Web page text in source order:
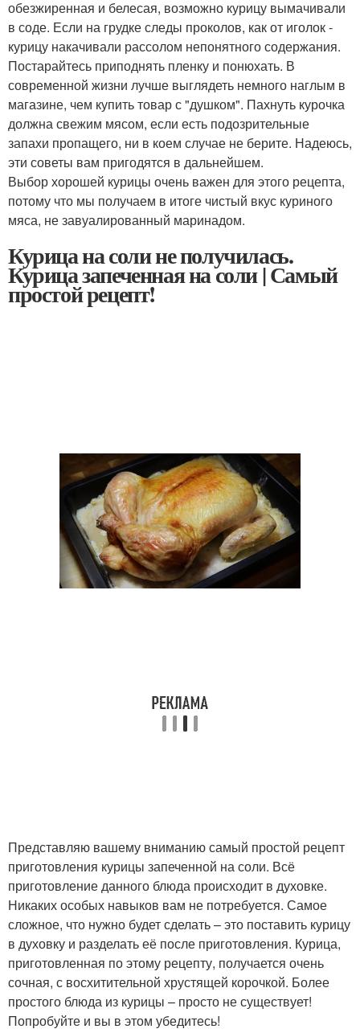
обезжиренная и белесая, возможно курицу вымачивали
в соде. Если на грудке следы проколов, как от иголок -
курицу накачивали рассолом непонятного содержания.
Постарайтесь приподнять пленку и понюхать. В
современной жизни лучше выглядеть немного наглым в
магазине, чем купить товар с "душком". Пахнуть курочка
должна свежим мясом, если есть подозрительные
запахи пропащего, ни в коем случае не берите. Надеюсь,
эти советы вам пригодятся в дальнейшем.
Выбор хорошей курицы очень важен для этого рецепта,
потому что мы получаем в итоге чистый вкус куриного
мяса, не завуалированный маринадом.
Курица на соли не получилась.
Курица запеченная на соли | Самый
простой рецепт!
Представляю вашему вниманию самый простой рецепт
приготовления курицы запеченной на соли. Всё
приготовление данного блюда происходит в духовке.
Никаких особых навыков вам не потребуется. Самое
сложное, что нужно будет сделать – это поставить курицу
в духовку и разделать её после приготовления. Курица,
приготовленная по этому рецепту, получается очень
сочная, с восхитительной хрустящей корочкой. Более
простого блюда из курицы – просто не существует!
Попробуйте и вы в этом убедитесь!